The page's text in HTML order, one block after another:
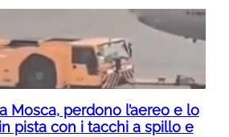
Mosca, perdono l’aereo e lo
pista con i tacchi a spillo e